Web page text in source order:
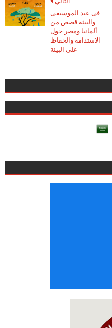
فى عيد الموسيقى
والبيئة قصص من
ألمانيا ومصر حول
الاستدامة والحفاظ
على البيئة